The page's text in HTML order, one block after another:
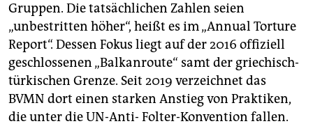
Gruppen. Die tatsächlichen Zahlen seien
„unbestritten höher“, heißt es im „Annual Torture
Report“. Dessen Fokus liegt auf der 2016 offiziell
geschlossenen „Balkanroute“ samt der griechisch-
türkischen Grenze. Seit 2019 verzeichnet das
BVMN dort einen starken Anstieg von Praktiken,
die unter die UN-Anti- Folter-Konvention fallen.